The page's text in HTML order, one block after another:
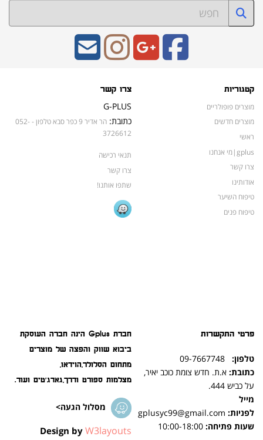
קטגוריות
מוצרים פופולריים
מוצרים חדשים
ראשי
gplus|מי אנחנו
צרו קשר
אודותינו
טיפוח השיער
טיפוח פנים
צרו קשר
G-PLUS
כתובת:
הר אדיר 9 כפר סבא טלפון - 052-
3726612
תנאי רכישה
צרו קשר
שתפו אותנו!
פרטי התקשרות
טלפון:
כתובת: א.ת. חדש צומת כוכב יאיר,
על כביש 444.
מייל
לפניות: gplusyc99@gmail.com
שעות פתיחה:
חברת Gplus הינה חברה העוסקת
ביבוא שווק והפצה של מוצרים
מתחום הסלולר,הוידאו,
מצלמות ספורט ודרך,גאדג'טים ועוד.
מסלול הגעה>
Design by W3layouts